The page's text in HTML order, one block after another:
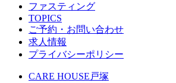
ファスティング
TOPICS
ご予約・お問い合わせ
求人情報
プライバシーポリシー
CARE HOUSE戸塚